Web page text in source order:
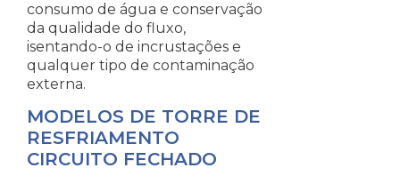
consumo de água e conservação
da qualidade do fluxo,
isentando-o de incrustações e
qualquer tipo de contaminação
externa.
MODELOS DE TORRE DE
RESFRIAMENTO
CIRCUITO FECHADO